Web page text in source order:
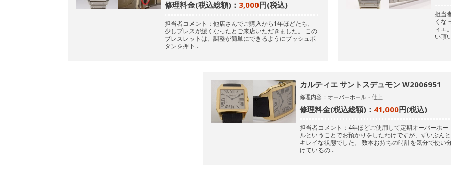
修理料金(税込総額)： 3,000円(税込)
担当者コメント：他店さんでご購入から1年ほどたち、
少しブレスが緩くなったとご来店いただきました。
この
ブレスレットは、調整が簡単にできるようにプッシュボ
タンを押下…
担当
くな
ィエ。
い頂
カルティエ サントスデュモン W2006951
修理内容：オーバーホール・仕上
修理料金(税込総額)： 41,000円(税込)
担当者コメント：4年ほどご使用して定期オーバーホー
ルということでお預かりをしたわけですが、ずいぶんと
キレイな状態でした。
数本お持ちの時計を気分で使い
けているの…